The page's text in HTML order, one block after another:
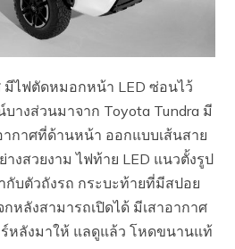
ไฟตัดหมอกหน้า LED ซ่อนไว้
างส่วนมาจาก Toyota Tundra มี
กาศที่ด้านหน้า ออกแบบเส้นสาย
งสวยงาม ไฟท้าย LED แนวตั้งรูป
กับตัวถังรถ กระบะท้ายที่มีสปอย
หลังสามารถเปิดได้ มีเสาอากาศ
หลังมาให้ แลดูแล้ว โหดขนานแท้